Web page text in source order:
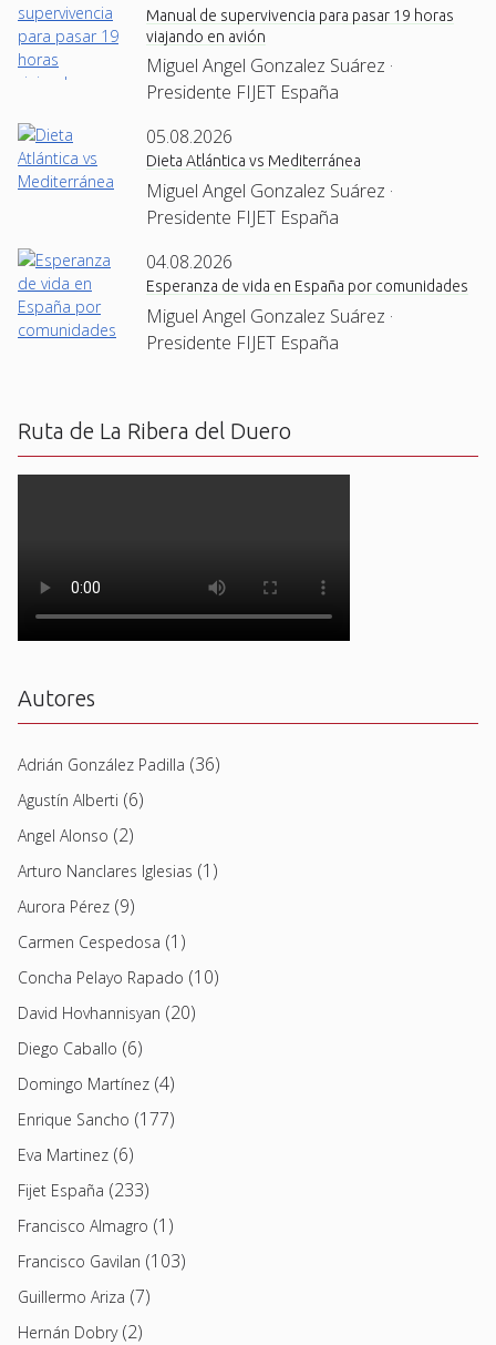
Manual de supervivencia para pasar 19 horas
viajando en avión
Miguel Angel Gonzalez Suárez ·
Presidente FIJET España
05.08.2026
Dieta Atlántica vs Mediterránea
Miguel Angel Gonzalez Suárez ·
Presidente FIJET España
04.08.2026
Esperanza de vida en España por comunidades
Miguel Angel Gonzalez Suárez ·
Presidente FIJET España
Ruta de La Ribera del Duero
Autores
Adrián González Padilla (36)
Agustín Alberti (6)
Angel Alonso (2)
Arturo Nanclares Iglesias (1)
Aurora Pérez (9)
Carmen Cespedosa (1)
Concha Pelayo Rapado (10)
David Hovhannisyan (20)
Diego Caballo (6)
Domingo Martínez (4)
Enrique Sancho (177)
Eva Martinez (6)
Fijet España (233)
Francisco Almagro (1)
Francisco Gavilan (103)
Guillermo Ariza (7)
Hernán Dobry(2)